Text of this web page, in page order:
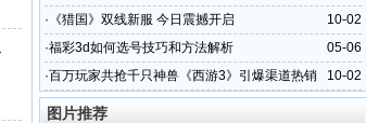
10-02
· 《猎国》双线新服 今日震撼开启
05-06
·福彩3d如何选号技巧和方法解析
10-02
·百万玩家共抢千只神兽《西游3》引爆渠道热销
图片推荐